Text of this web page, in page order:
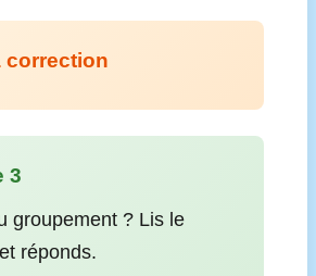
correction
3
groupement ? Lis le
réponds.